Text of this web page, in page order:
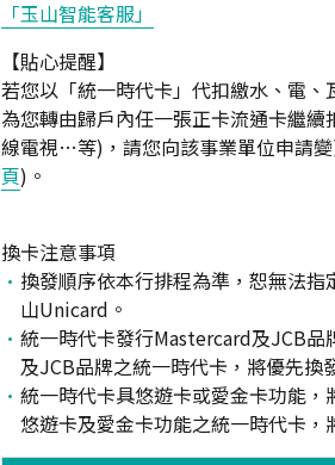
「玉山智能客服」
【貼心提醒】
若您以「統一時代卡」代扣繳水、電
為您轉由歸戶內任一張正卡流通卡繼
線電視…等)，請您向該事業單位申請
頁)。
換卡注意事項
換發順序依本行排程為準，恕無法
山Unicard。
統一時代卡發行Mastercard及JCB
及JCB品牌之統一時代卡，將優先
統一時代卡具悠遊卡或愛金卡功能
悠遊卡及愛金卡功能之統一時代卡